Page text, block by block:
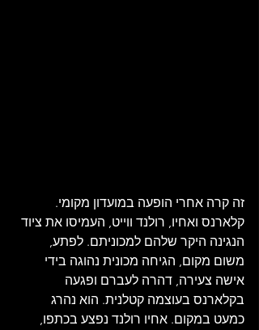
זה קרה אחרי הופעה במועדון מקומי.
קלארנס ואחיו, רולנד ווייט, העמיסו את ציוד
הנגינה היקר שלהם למכוניתם. לפתע,
משום מקום, הגיחה מכונית נהוגה בידי
אישה צעירה, דהרה לעברם ופגעה
בקלארנס בעוצמה קטלנית. הוא נהרג
כמעט במקום. אחיו רולנד נפצע בכתפו,